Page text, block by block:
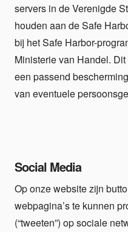
servers in de Verenigde
houden aan de Safe
bij het Safe Harbor-
Ministerie van Handel.
een passend
van eventuele
Social Media
Op onze website zijn
webpagina’s te kunnen
(“tweeten”) op sociale